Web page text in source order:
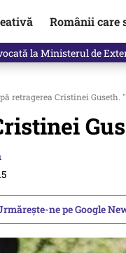
Românii care
la Ministerul de
retragerea Cristinei
ne pe Google